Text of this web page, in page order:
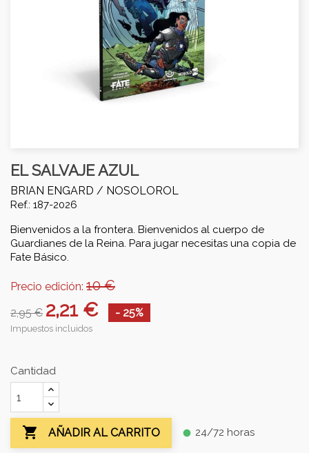
EL SALVAJE AZUL
BRIAN ENGARD / NOSOLOROL
Ref.: 187-2026
Bienvenidos a la frontera. Bienvenidos al cuerpo de
Guardianes de la Reina. Para jugar necesitas una copia de
Fate Básico.
Precio edición: 10 €
2,95 € 2,21 € - 25%
Impuestos incluidos
Cantidad
 AÑADIR AL CARRITO fiber_manual_record 24/72 horas